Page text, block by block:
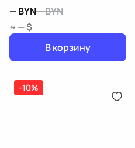
—BYN—BYN
~ — $
В корзину
-10%